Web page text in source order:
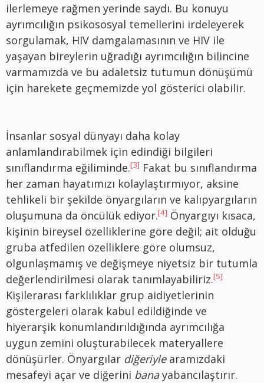
ilerlemeye rağmen yerinde saydı. Bu konuyu
ayrımcılığın psikososyal temellerini irdeleyerek
sorgulamak, HIV damgalamasının ve HIV ile
yaşayan bireylerin uğradığı ayrımcılığın bilincine
varmamızda ve bu adaletsiz tutumun dönüşümü
için harekete geçmemizde yol gösterici olabilir.
İnsanlar sosyal dünyayı daha kolay
anlamlandırabilmek için edindiği bilgileri
sınıflandırma eğiliminde.[3] Fakat bu sınıflandırma
her zaman hayatımızı kolaylaştırmıyor, aksine
tehlikeli bir şekilde önyargıların ve kalıpyargıların
oluşumuna da öncülük ediyor.[4] Önyargıyı kısaca,
kişinin bireysel özelliklerine göre değil; ait olduğu
gruba atfedilen özelliklere göre olumsuz,
olgunlaşmamış ve değişmeye niyetsiz bir tutumla
değerlendirilmesi olarak tanımlayabiliriz.[5]
Kişilerarası farklılıklar grup aidiyetlerinin
göstergeleri olarak kabul edildiğinde ve
hiyerarşik konumlandırıldığında ayrımcılığa
uygun zemini oluşturabilecek materyallere
dönüşürler. Önyargılar diğeriylearamızdaki
mesafeyi açar ve diğerini banayabancılaştırır.